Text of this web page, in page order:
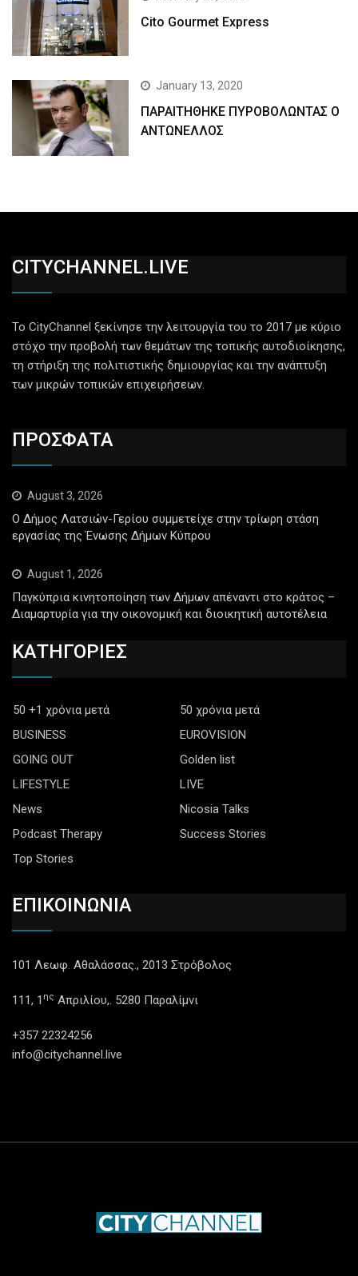
Cito Gourmet Express
January 13, 2020
ΠΑΡΑΙΤΗΘΗΚΕ ΠΥΡΟΒΟΛΩΝΤΑΣ Ο
ΑΝΤΩΝΕΛΛΟΣ
CITYCHANNEL.LIVE
Το CityChannel ξεκίνησε την λειτουργία του το 2017 με κύριο
στόχο την προβολή των θεμάτων της τοπικής αυτοδιοίκησης,
τη στήριξη της πολιτιστικής δημιουργίας και την ανάπτυξη
των μικρών τοπικών επιχειρήσεων.
ΠΡΟΣΦΑΤΑ
August 3, 2026
Ο Δήμος Λατσιών-Γερίου συμμετείχε στην τρίωρη στάση
εργασίας της Ένωσης Δήμων Κύπρου
August 1, 2026
Παγκύπρια κινητοποίηση των Δήμων απέναντι στο κράτος –
Διαμαρτυρία για την οικονομική και διοικητική αυτοτέλεια
ΚΑΤΗΓΟΡΙΕΣ
50 +1 χρόνια μετά
50 χρόνια μετά
BUSINESS
EUROVISION
GOING OUT
Golden list
LIFESTYLE
LIVE
News
Nicosia Talks
Podcast Therapy
Success Stories
Top Stories
ΕΠΙΚΟΙΝΩΝΙΑ
101 Λεωφ. Αθαλάσσας., 2013 Στρόβολος
111, 1 ης Απριλίου,. 5280 Παραλίμνι
+357 22324256
info@citychannel.live